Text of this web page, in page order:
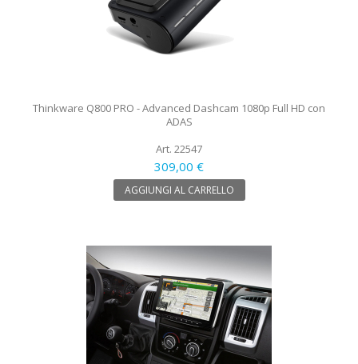
Thinkware Q800 PRO - Advanced Dashcam 1080p Full HD con
ADAS
Art. 22547
309,00 €
AGGIUNGI AL CARRELLO